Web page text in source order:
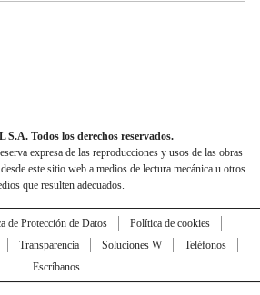
Todos los derechos reservados.
expresa de las reproducciones y usos de las obras
este sitio web a medios de lectura mecánica u otros
que resulten adecuados.
de Protección de Datos
Política de cookies
Transparencia Soluciones W
Teléfonos
Escríbanos